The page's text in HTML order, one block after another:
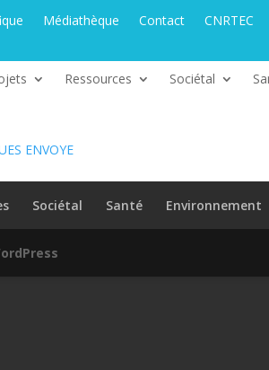
Médiathèque Contact
CNRTEC
Ressources Sociétal
ENVOYE
Sociétal Santé Environnement